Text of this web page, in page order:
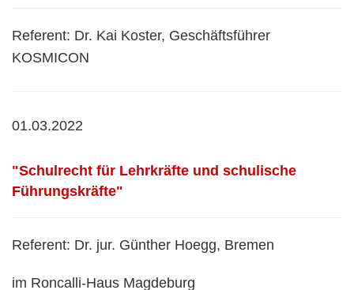
Referent: Dr. Kai Koster, Geschäftsführer
KOSMICON
01.03.2022
"Schulrecht für Lehrkräfte und schulische
Führungskräfte"
Referent: Dr. jur. Günther Hoegg, Bremen
im Roncalli-Haus Magdeburg